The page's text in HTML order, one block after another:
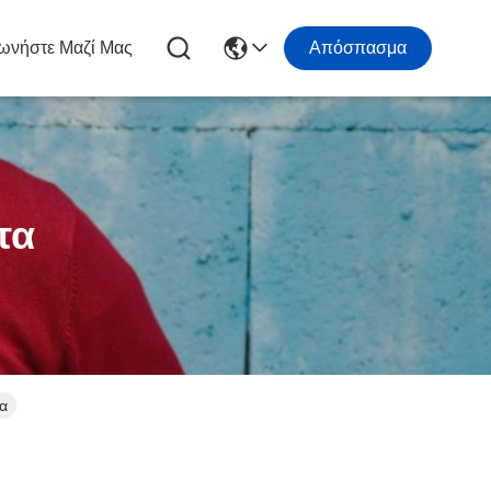
Μαζί Μας Απόσπασμα